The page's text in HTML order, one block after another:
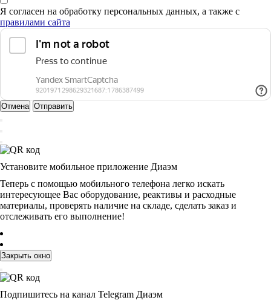
Я согласен на обработку персональных данных, а также с
правилами сайта
Отмена Отправить
Установите мобильное приложение Диаэм
Теперь с помощью мобильного телефона легко искать
интересующее Вас оборудование, реактивы и расходные
материалы, проверять наличие на складе, сделать заказ и
отслеживать его выполнение!
Закрыть окно
Подпишитесь на канал Telegram Диаэм